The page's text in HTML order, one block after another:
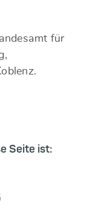
für
Seite ist: